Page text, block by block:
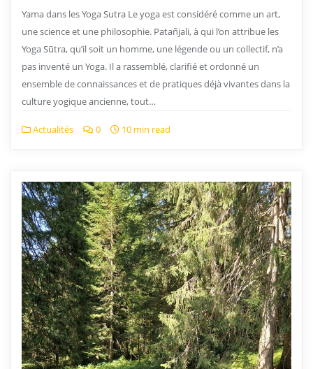
Yama dans les Yoga Sutra Le yoga est considéré comme un art,
une science et une philosophie. Patañjali, à qui l’on attribue les
Yoga Sūtra, qu’il soit un homme, une légende ou un collectif, n’a
pas inventé un Yoga. Il a rassemblé, clarifié et ordonné un
ensemble de connaissances et de pratiques déjà vivantes dans la
culture yogique ancienne, tout…
Actualités 0 10 min read